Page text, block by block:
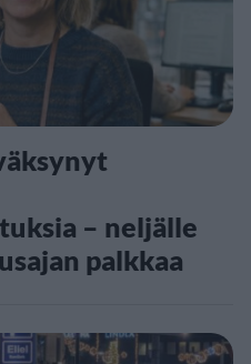
– neljälle
palkkaa